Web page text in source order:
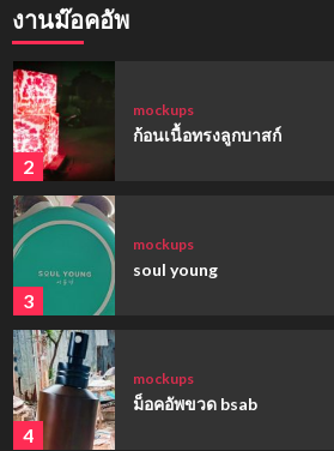
งานม๊อคอัพ
1
2
mockups
ก้อนเนื้อทรงลูกบาสก์
3
mockups
soul young
4
mockups
ม็อคอัพขวด bsab